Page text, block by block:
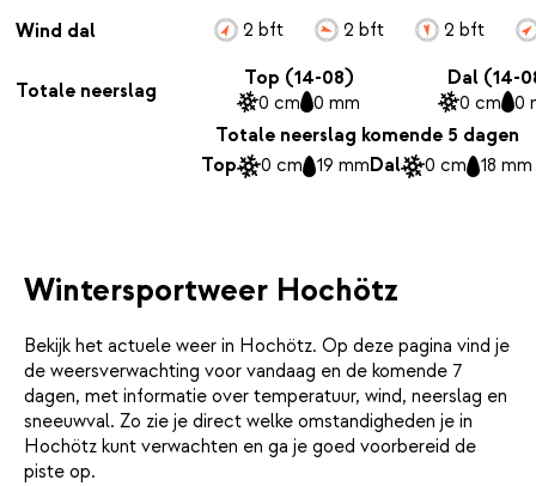
Wind dal
Totale neerslag
2 bft 2 bft 2 bft
Top (14-08)
0 cm 0 mm
Dal (14-
0 cm 0
Totale neerslag komende 5 dagen
Top
0 cm 19 mmDal 0 cm 18 mm
Wintersportweer Hochötz
Bekijk het actuele weer in Hochötz. Op deze pagina vind je
de weersverwachting voor vandaag en de komende 7
dagen, met informatie over temperatuur, wind, neerslag en
sneeuwval. Zo zie je direct welke omstandigheden je in
Hochötz kunt verwachten en ga je goed voorbereid de
piste op.